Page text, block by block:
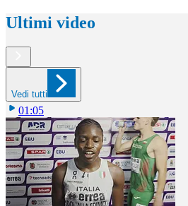
Ultimi video
Vedi tutti
01:05